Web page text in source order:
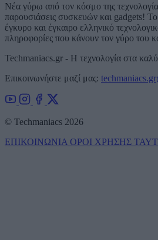
Νέα γύρω από τον κόσμο της
παρουσιάσεις συσκευών και gadgets! Το
έγκυρο και έγκαιρο ελληνικό
πληροφορίες που κάνουν τον γύρο του
Techmaniacs.gr - Η τεχνολογία στα
Επικοινωνήστε μαζί μας:
© Techmaniacs 2026
ΕΠΙΚΟΙΝΩΝΙΑ ΟΡΟΙ ΧΡΗΣΗΣ